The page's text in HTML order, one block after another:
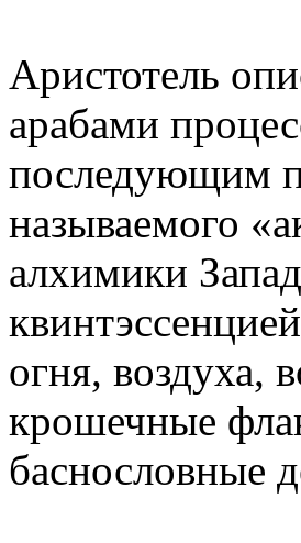
Аристотель
арабами
последующим
называемого
алхимики
огня, воздуха,
крошечные
баснословные